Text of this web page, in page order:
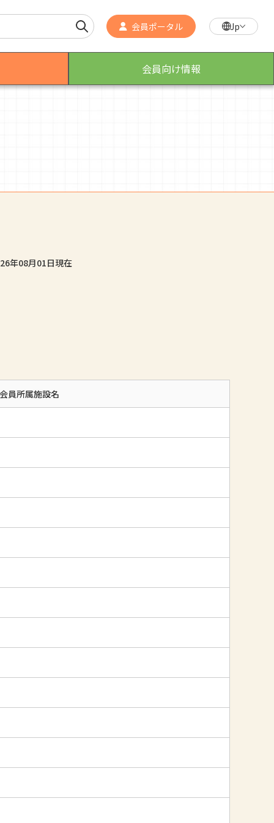
会員ポータル Jp
会員向け情報
年08月01日現在
員所属施設名